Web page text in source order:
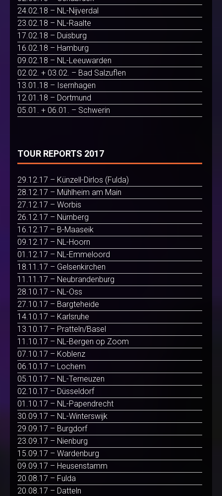
24.02.18 – NL-Nijverdal
23.02.18 – NL-Raalte
17.02.18 – Duisburg
16.02.18 – Hamburg
09.02.18 – NL-Leeuwarden
02.02. + 03.02. – Bad Salzuflen
13.01.18 – Isernhagen
12.01.18 – Dortmund
05.01. + 06.01. – Schwerin
TOUR REPORTS 2017
29.12.17 – Künzell-Dirlos (Fulda)
28.12.17 – Mühlheim am Main
27.12.17 – Worbis
26.12.17 – Nürnberg
16.12.17 – B-Maaseik
09.12.17 – NL-Hoorn
01.12.17 – NL-Emmeloord
18.11.17 – Gelsenkirchen
11.11.17 – Neubrandenburg
28.10.17 – NL-Oss
27.10.17 – Bargteheide
14.10.17 – Karlsruhe
13.10.17 – Pratteln/Basel
11.10.17 – NL-Bergen op Zoom
07.10.17 – Koblenz
06.10.17 – Lochem
05.10.17 – NL-Terneuzen
02.10.17 – Düsseldorf
01.10.17 – NL-Papendrecht
30.09.17 – NL-Winterswijk
29.09.17 – Burgdorf
23.09.17 – Nienburg
15.09.17 – Wardenburg
09.09.17 – Heusenstamm
20.08.17 – Fulda
20.08.17 – Datteln